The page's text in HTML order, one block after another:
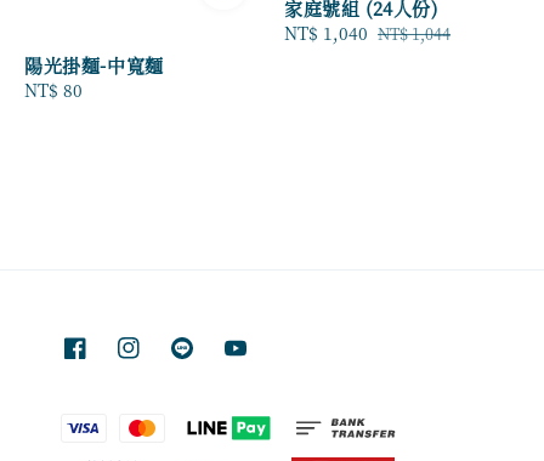
陽光掛麵-中寬麵
Regular
NT$ 80
家庭號組 (24人份)
Sale
NT$ 1,040 Regular
NT$ 1,044